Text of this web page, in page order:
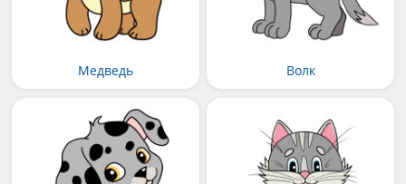
Медведь Волк